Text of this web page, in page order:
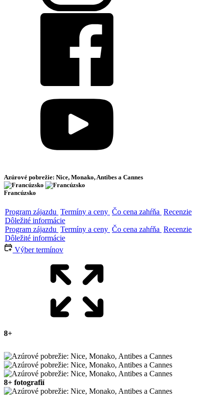
Azúrové pobrežie: Nice, Monako, Antibes a Cannes
Francúzsko
Program zájazdu Termíny a ceny Čo cena zahŕňa Recenzie
Dôležité informácie
Program zájazdu Termíny a ceny Čo cena zahŕňa Recenzie
Dôležité informácie
Výber termínov
8+
8+ fotografií